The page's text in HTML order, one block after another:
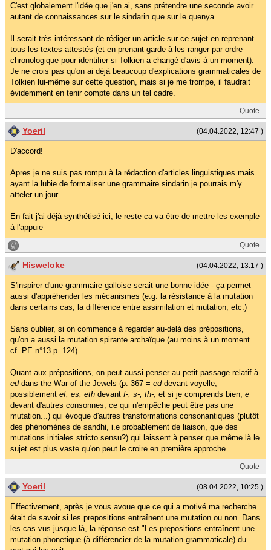
C'est globalement l'idée que j'en ai, sans prétendre une seconde avoir
autant de connaissances sur le sindarin que sur le quenya.
Il serait très intéressant de rédiger un article sur ce sujet en reprenant
tous les textes attestés (et en prenant garde à les ranger par ordre
chronologique pour identifier si Tolkien a changé d'avis à un moment).
Je ne crois pas qu'on ai déjà beaucoup d'explications grammaticales de
Tolkien lui-même sur cette question, mais si je me trompe, il faudrait
évidemment en tenir compte dans un tel cadre.
Quote
(04.04.2022, 12:47 )
Yoeril
D'accord!
Apres je ne suis pas rompu à la rédaction d'articles linguistiques mais
ayant la lubie de formaliser une grammaire sindarin je pourrais m'y
atteler un jour.
En fait j'ai déjà synthétisé ici, le reste ca va être de mettre les exemple
à l'appuie
Quote
(04.04.2022, 13:17 )
Hisweloke
S'inspirer d'une grammaire galloise serait une bonne idée - ça permet
aussi d'appréhender les mécanismes (e.g. la résistance à la mutation
dans certains cas, la différence entre assimilation et mutation, etc.)
Sans oublier, si on commence à regarder au-delà des prépositions,
qu'on a aussi la mutation spirante archaïque (au moins à un moment...
cf. PE n°13 p. 124).
Quant aux prépositions, on peut aussi penser au petit passage relatif à
eddans the War of the Jewels (p. 367 = eddevant voyelle,
possiblement ef, es, eth devant f-, s-, th-, et si je comprends bien, e
devant d'autres consonnes, ce qui n'empêche peut être pas une
mutation...) qui évoque d'autres transformations consonantiques (plutôt
des phénomènes de sandhi, i.e probablement de liaison, que des
mutations initiales stricto sensu?) qui laissent à penser que même là le
sujet est plus vaste qu'on peut le croire en première approche...
Quote
(08.04.2022, 10:25 )
Yoeril
Effectivement, après je vous avoue que ce qui a motivé ma recherche
était de savoir si les prepositions entraînent une mutation ou non. Dans
les cas vus jusque là, la réponse est "Les prepositions entraînent une
mutation phonetique (à différencier de la mutation grammaticale) du